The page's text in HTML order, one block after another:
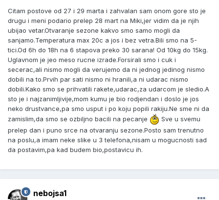
Citam postove od 27 i 29 marta i zahvalan sam onom gore sto je
drugu i meni podario prelep 28 mart na Miki,jer vidim da je njih
ubijao vetar.Otvaranje sezone kakvo smo samo mogli da
sanjamo.Temperatura max 20c a jos i bez vetra.Bili smo na 5-
tici.Od 6h do 18h na 6 stapova preko 30 sarana! Od 10kg do 15kg.
Uglavnom je jeo meso rucne izrade.Forsirali smo i cuk i
secerac,ali nismo mogli da verujemo da ni jednog jedinog nismo
dobili na to.Prvih par sati nismo ni hranili,a ni udarac nismo
dobili.Kako smo se prihvatili rakete,udarac,za udarcom je sledio.A
sto je i najzanimljivije,mom kumu je bio rodjendan i doslo je jos
neko drustvance,pa smo usput i po koju popili rakiju.Ne sme ni da
zamislim,da smo se ozbiljno bacili na pecanje
Sve u svemu
prelep dan i puno srce na otvaranju sezone.Posto sam trenutno
na poslu,a imam neke slike u 3 telefona,nisam u mogucnosti sad
da postavim,pa kad budem bio,postavicu ih.
nebojsa1